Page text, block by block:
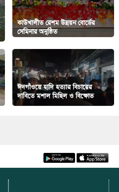
কাউখালীত রেশম উন্নয়ন বোর্ডের
সেমিনার অনুষ্ঠিত
ঈদগাঁওয়ে হাদি হত্যার বিচারের
দাবিতে মশাল মিছিল ও বিক্ষোভ